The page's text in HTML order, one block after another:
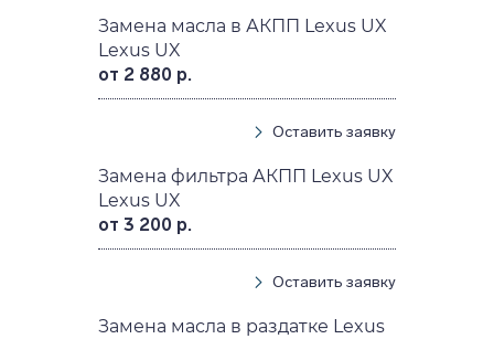
Замена масла в АКПП Lexus UX
Lexus UX
от 2 880 р.
Оставить заявку
Замена фильтра АКПП Lexus UX
Lexus UX
от 3 200 р.
Оставить заявку
Замена масла в раздатке Lexus